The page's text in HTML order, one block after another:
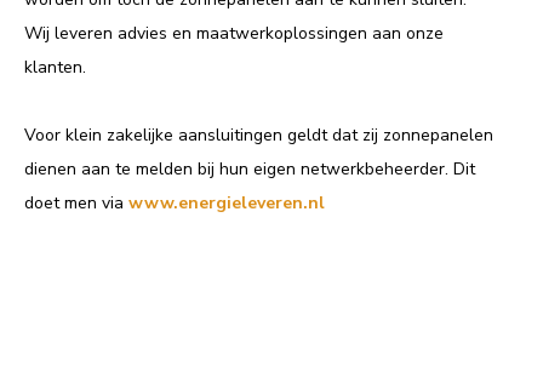
Wij leveren advies en maatwerkoplossingen aan onze
klanten.
Voor klein zakelijke aansluitingen geldt dat zij zonnepanelen
dienen aan te melden bij hun eigen netwerkbeheerder. Dit
doet men via www.energieleveren.nl